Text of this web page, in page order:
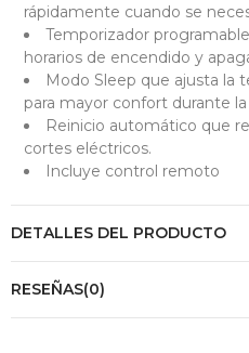
rápidamente cuando se
Temporizador
horarios de encendido y
Modo Sleep que ajusta la
para mayor confort durante
Reinicio automático que
cortes eléctricos.
Incluye control remoto
DETALLES DEL PRODUCTO
RESEÑAS(0)